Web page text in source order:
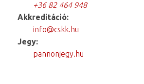
+36 82 464 948
Akkreditáció:
info@cskk.hu
Jegy:
pannonjegy.hu